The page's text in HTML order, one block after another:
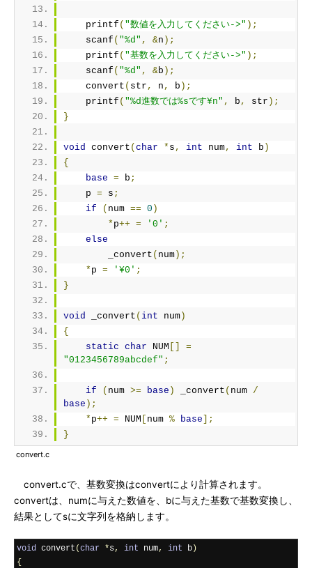
    printf
( "数値を入力してください->" );
    scanf
( "%d" , &n );
    printf
( "基数を入力してください->" );
    scanf
( "%d" , &b );
    convert
( str , n , b );
    printf
( "%d進数では%sです¥n" , b , str );
}
void convert ( char * s , int num, int b )
{
base = b ;
    p
= s ;
if
( num == 0 )
* p++ = '0' ;
else
        _convert
( num);
* p = '¥0' ;
}
void _convert ( int num)
{
static char NUM
=
"0123456789abcdef" ;
if ( num >= base ) _convert ( num /
base );
* p++ = NUM num % base ];
}
convert.c
convert.cで、基数変換はconvertにより計算されます。
convertは、numに与えた数値を、bに与えた基数で基数変換し、
結果としてsに文字列を格納します。
void convert (char *s, int num, int b )
{